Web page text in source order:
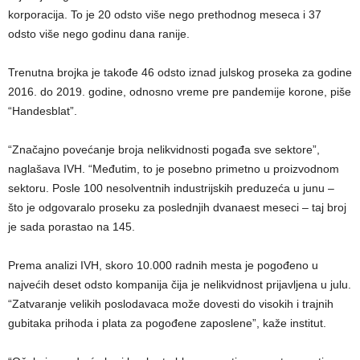
korporacija. To je 20 odsto više nego prethodnog meseca i 37
odsto više nego godinu dana ranije.
Trenutna brojka je takođe 46 odsto iznad julskog proseka za godine
2016. do 2019. godine, odnosno vreme pre pandemije korone, piše
“Handesblat”.
“Značajno povećanje broja nelikvidnosti pogađa sve sektore”,
naglašava IVH. “Međutim, to je posebno primetno u proizvodnom
sektoru. Posle 100 nesolventnih industrijskih preduzeća u junu –
što je odgovaralo proseku za poslednjih dvanaest meseci – taj broj
je sada porastao na 145.
Prema analizi IVH, skoro 10.000 radnih mesta je pogođeno u
najvećih deset odsto kompanija čija je nelikvidnost prijavljena u julu.
“Zatvaranje velikih poslodavaca može dovesti do visokih i trajnih
gubitaka prihoda i plata za pogođene zaposlene”, kaže institut.